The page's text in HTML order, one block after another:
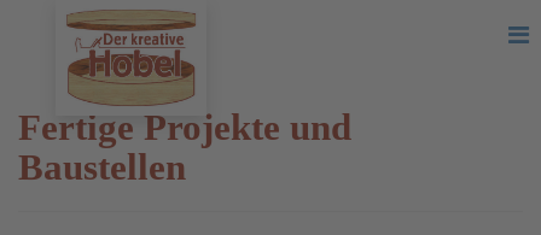
Fertige Projekte und
Baustellen